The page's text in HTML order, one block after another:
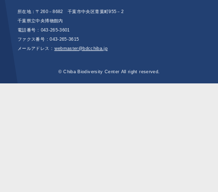
所在地：〒260－8682 千葉市中央区青葉町955－2
千葉県立中央博物館内
電話番号 : 043-265-3601
ファクス番号 : 043‐265‐3615
メールアドレス : webmaster@bdcchiba.jp
© Chiba Biodiversity Center All right reserved.